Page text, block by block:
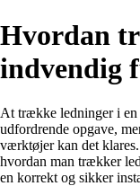
Hvordan
indvendig
At trække ledninger i
udfordrende opgave,
værktøjer kan det
hvordan man trækker
en korrekt og sikker